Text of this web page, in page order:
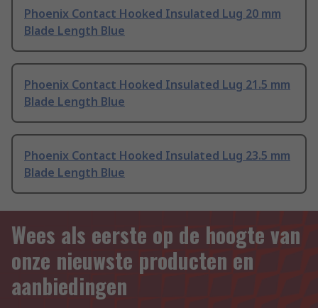
Phoenix Contact Hooked Insulated Lug 20 mm
Blade Length Blue
Phoenix Contact Hooked Insulated Lug 21.5 mm
Blade Length Blue
Phoenix Contact Hooked Insulated Lug 23.5 mm
Blade Length Blue
Wees als eerste op de hoogte van
onze nieuwste producten en
aanbiedingen